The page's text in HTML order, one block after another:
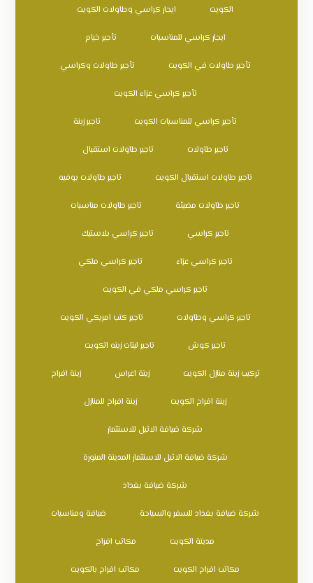
الكويت ايجار كراسي وطاولات الكويت
ايجار كراسي للمناسبات تأجير خيام
تأجير طاولات في الكويت تأجير طاولات وكراسي
تأجير كراسي عزاء الكويت
تأجير كراسي للمناسبات الكويت تاجير زينة
تاجير طاولات تاجير طاولات استقبال
تاجير طاولات استقبال الكويت تاجير طاولات بوفيه
تاجير طاولات مضيئة تاجير طاولات مناسبات
تاجير كراسي تاجير كراسي بلاستيك
تاجير كراسي عزاء تاجير كراسي ملكي
تاجير كراسي ملكي في الكويت
تاجير كراسي وطاولات تاجير كنب امريكي الكويت
تاجير كوش تاجير ليتات زينه الكويت
تركيب زينة منازل الكويت زينة اعراس زينة افراح
زينة افراح الكويت زينة افراح للمنازل
شركة ضيافة الاثيل للاستثمار
شركة ضيافة الاثيل للاستثمار المدينة المنورة
شركة ضيافة بغداد
شركة ضيافة بغداد للسفر والسياحة ضيافة ومناسبات
مدينة الكويت مكاتب افراح
مكاتب افراح الكويت مكاتب افراح بالكويت